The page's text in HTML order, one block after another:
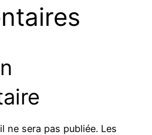
ne sera pas publiée. Les